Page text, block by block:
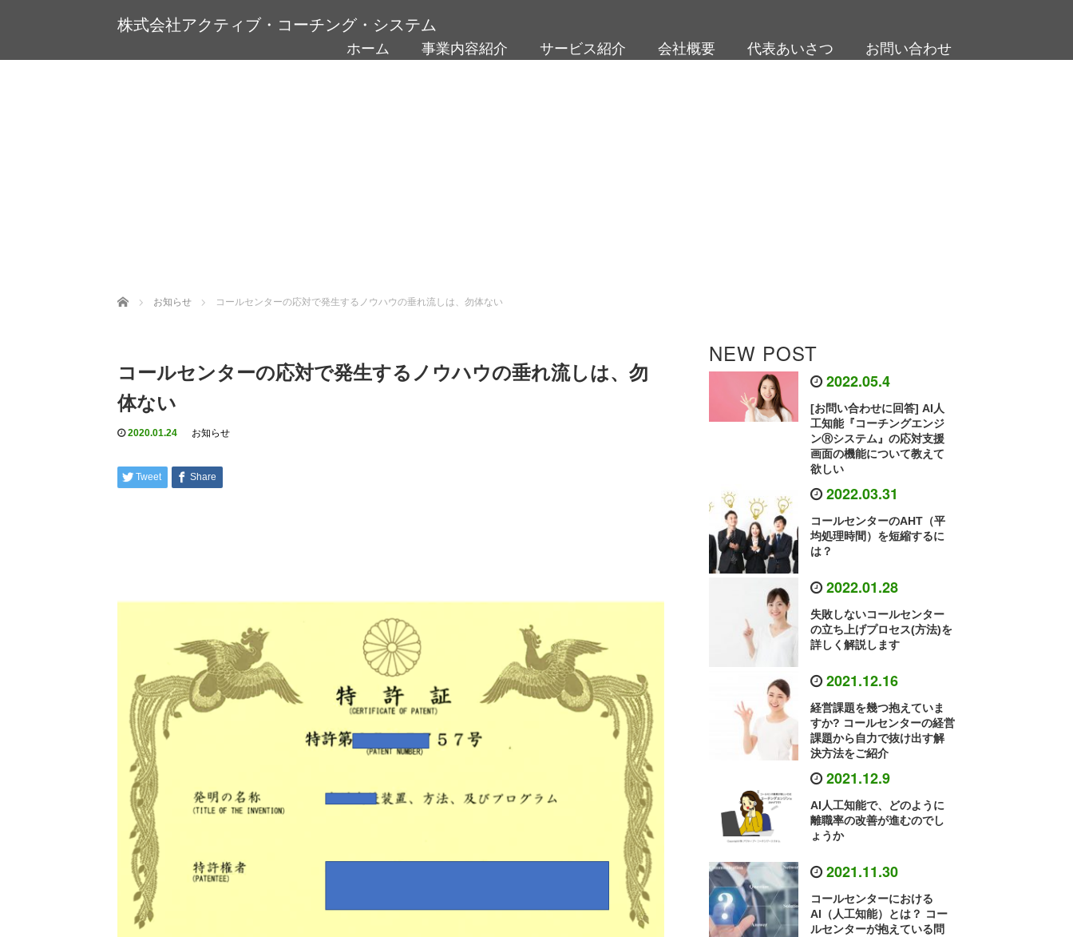
株式会社アクティブ・コーチング・システム
ホーム 事業内容紹介 サービス紹介 会社概要 代表あいさつ お問い合わせ
Home お知らせ コールセンターの応対で発生するノウハウの垂れ流しは、勿体ない
コールセンターの応対で発生するノウハウの垂れ流しは、勿
体ない
2020.01.24 お知らせ
Tweet Share
NEW POST
2022.05.4
[お問い合わせに回答] AI人
工知能『コーチングエンジ
ンⓇシステム』の応対支援
画面の機能について教えて
欲しい
2022.03.31
コールセンターのAHT（平
均処理時間）を短縮するに
は？
2022.01.28
失敗しないコールセンター
の立ち上げプロセス(方法)を
詳しく解説します
2021.12.16
経営課題を幾つ抱えていま
すか? コールセンターの経営
課題から自力で抜け出す解
決方法をご紹介
2021.12.9
AI人工知能で、どのように
離職率の改善が進むのでし
ょうか
2021.11.30
コールセンターにおける
AI（人工知能）とは？ コー
ルセンターが抱えている問